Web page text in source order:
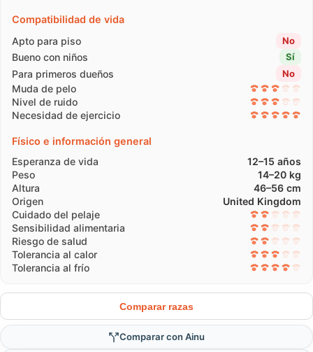
Compatibilidad de vida
Apto para piso
No
Bueno con niños Sí
Para primeros dueños No
Muda de pelo
Nivel de ruido
Necesidad de ejercicio
Físico e información general
Esperanza de vida
12–15 años
Peso
14–20 kg
Altura
46–56 cm
Origen
United Kingdom
Cuidado del pelaje
Sensibilidad alimentaria
Riesgo de salud
Tolerancia al calor
Tolerancia al frío
Comparar razas
Comparar con Ainu